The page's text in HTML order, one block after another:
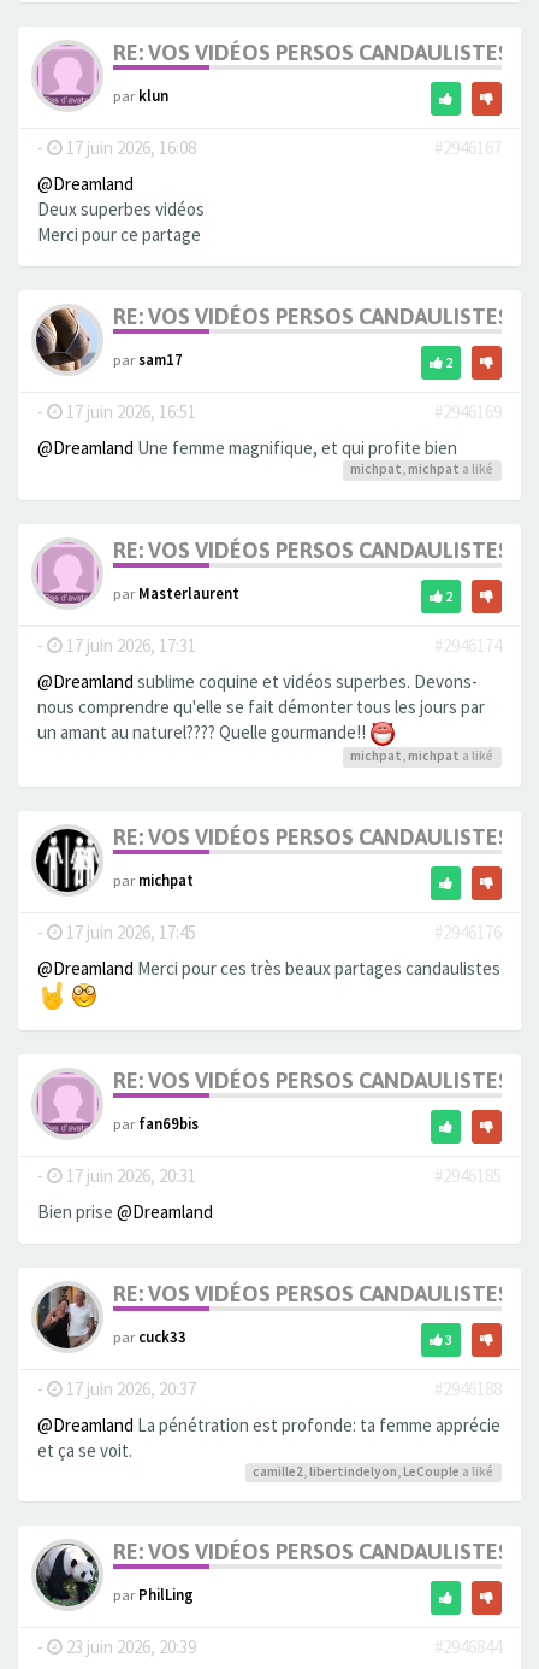
RE: VOS VIDÉOS PERSOS CANDAULISTES
parklun
- 17 juin 2026, 16:08
#2946167
@Dreamland
Deux superbes vidéos
Merci pour ce partage
RE: VOS VIDÉOS PERSOS CANDAULISTES
parsam17 2
- 17 juin 2026, 16:51
#2946169
@Dreamland Une femme magnifique, et qui profite bien
michpat, michpat a liké
RE: VOS VIDÉOS PERSOS CANDAULISTES
parMasterlaurent 2
- 17 juin 2026, 17:31
#2946174
@Dreamland sublime coquine et vidéos superbes. Devons-
nous comprendre qu'elle se fait démonter tous les jours par
un amant au naturel???? Quelle gourmande!!
michpat, michpat a liké
RE: VOS VIDÉOS PERSOS CANDAULISTES
parmichpat
- 17 juin 2026, 17:45
#2946176
@Dreamland Merci pour ces très beaux partages candaulistes
RE: VOS VIDÉOS PERSOS CANDAULISTES
parfan69bis
- 17 juin 2026, 20:31
#2946185
Bien prise @Dreamland
RE: VOS VIDÉOS PERSOS CANDAULISTES
parcuck33 3
- 17 juin 2026, 20:37
#2946188
@Dreamland La pénétration est profonde: ta femme apprécie
et ça se voit.
camille2, libertindelyon, LeCouple a liké
RE: VOS VIDÉOS PERSOS CANDAULISTES
parPhilLing
- 23 juin 2026, 20:39
#2946844